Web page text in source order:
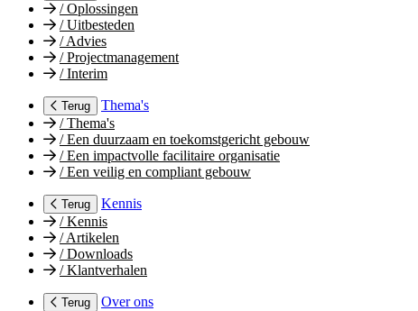
/Oplossingen
/Uitbesteden
/Advies
/Projectmanagement
/Interim
Terug
Thema's
/Thema's
/Een duurzaam en toekomstgericht gebouw
/Een impactvolle facilitaire organisatie
/Een veilig en compliant gebouw
Terug
Kennis
/Kennis
/Artikelen
/Downloads
/Klantverhalen
Terug
Over ons